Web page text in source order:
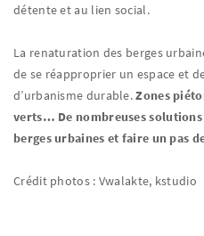
détente et au lien social.
La renaturation des berges
de se réapproprier un espace et
d’urbanisme durable.Zones
verts… De nombreuses
berges urbaines et faire un pas
Crédit photos : Vwalakte, kstudio